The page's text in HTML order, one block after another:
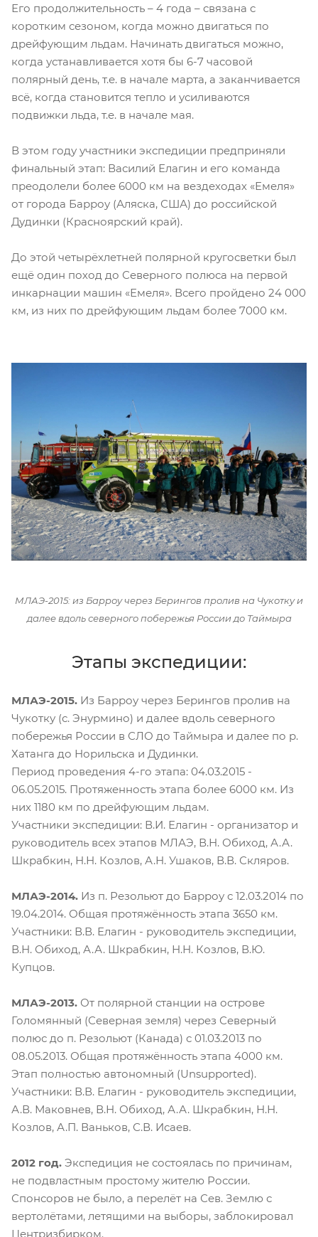
Его продолжительность – 4 года – связана с
коротким сезоном, когда можно двигаться по
дрейфующим льдам. Начинать двигаться можно,
когда устанавливается хотя бы 6-7 часовой
полярный день, т.е. в начале марта, а заканчивается
всё, когда становится тепло и усиливаются
подвижки льда, т.е. в начале мая.
В этом году участники экспедиции предприняли
финальный этап: Василий Елагин и его команда
преодолели более 6000 км на вездеходах «Емеля»
от города Барроу (Аляска, США) до российской
Дудинки (Красноярский край).
До этой четырёхлетней полярной кругосветки был
ещё один поход до Северного полюса на первой
инкарнации машин «Емеля». Всего пройдено 24 000
км, из них по дрейфующим льдам более 7000 км.
МЛАЭ-2015: из Барроу через Берингов пролив на Чукотку и
далее вдоль северного побережья России до Таймыра
Этапы экспедиции:
МЛАЭ-2015. Из Барроу через Берингов пролив на
Чукотку (с. Энурмино) и далее вдоль северного
побережья России в СЛО до Таймыра и далее по р.
Хатанга до Норильска и Дудинки.
Период проведения 4-го этапа: 04.03.2015 -
06.05.2015. Протяженность этапа более 6000 км. Из
них 1180 км по дрейфующим льдам.
Участники экспедиции: В.И. Елагин - организатор и
руководитель всех этапов МЛАЭ, В.Н. Обиход, А.А.
Шкрабкин, Н.Н. Козлов, А.Н. Ушаков, В.В. Скляров.
МЛАЭ-2014. Из п. Резольют до Барроу с 12.03.2014 по
19.04.2014. Общая протяжённость этапа 3650 км.
Участники: В.В. Елагин - руководитель экспедиции,
В.Н. Обиход, А.А. Шкрабкин, Н.Н. Козлов, В.Ю.
Купцов.
МЛАЭ-2013. От полярной станции на острове
Голомянный (Северная земля) через Северный
полюс до п. Резольют (Канада) с 01.03.2013 по
08.05.2013. Общая протяжённость этапа 4000 км.
Этап полностью автономный (Unsupported).
Участники: В.В. Елагин - руководитель экспедиции,
А.В. Маковнев, В.Н. Обиход, А.А. Шкрабкин, Н.Н.
Козлов, А.П. Ваньков, С.В. Исаев.
2012 год. Экспедиция не состоялась по причинам,
не подвластным простому жителю России.
Спонсоров не было, а перелёт на Сев. Землю с
вертолётами, летящими на выборы, заблокировал
Центризбирком.